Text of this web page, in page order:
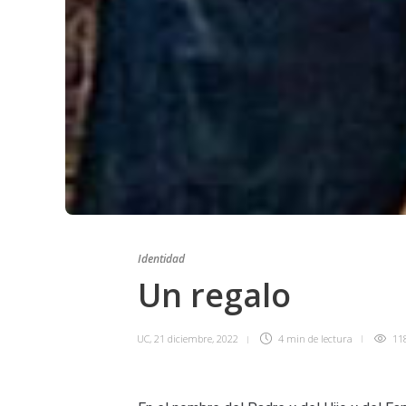
Identidad
Un regalo
UC, 21 diciembre, 2022 4 min de lectura